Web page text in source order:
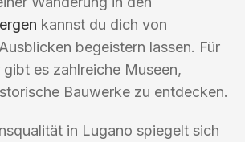
kannst du dich von
begeistern lassen. Für
gibt es zahlreiche Museen,
Bauwerke zu entdecken.
in Lugano spiegelt sich